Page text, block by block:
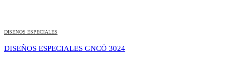
DISENOS ESPECIALES
DISEÑOS ESPECIALES GNCÖ 3024